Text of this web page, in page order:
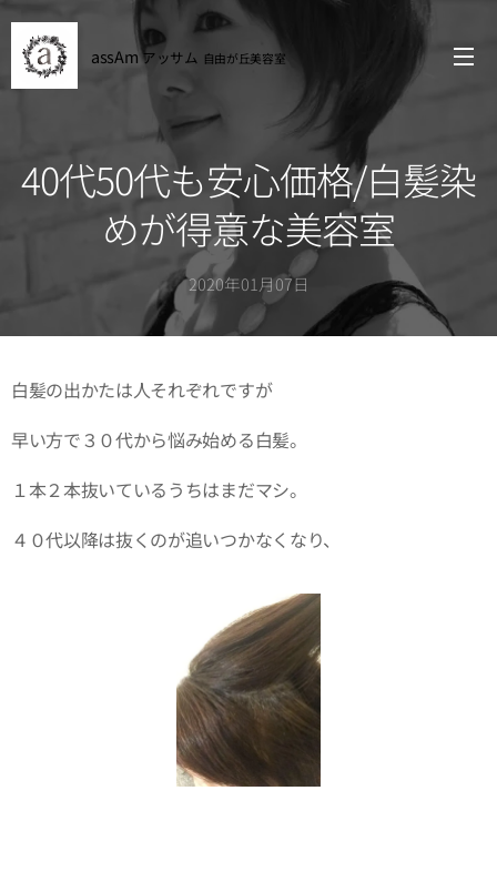
assAm アッサム 自由が丘美容室
40代50代も安心価格/白髪染
めが得意な美容室
2020年01月07日
白髪の出かたは人それぞれですが
早い方で３０代から悩み始める白髪。
１本２本抜いているうちはまだマシ。
４０代以降は抜くのが追いつかなくなり、